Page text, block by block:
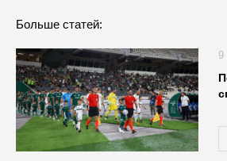
Больше статей:
9